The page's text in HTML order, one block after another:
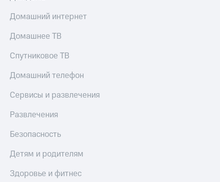
и получайте
доход 15%
Платежи
переводы
Пополнить
номер
автоплатежа
Пополнить
другого
покупке
МТС
Домашний интернет
Домашнее ТВ
Спутниковое ТВ
Домашний телефон
Сервисы и развлечения
Развлечения
Безопасность
Детям и родителям
Здоровье и фитнес